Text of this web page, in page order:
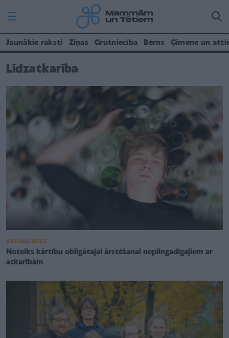
Jaunākie raksti Ziņas Grūtniecība Bērns Ģimene un
Līdzatkarība
AKTUALITĀTES
Noteiks kārtību obligātajai ārstēšanai nepilngadīgajiem ar
atkarībām